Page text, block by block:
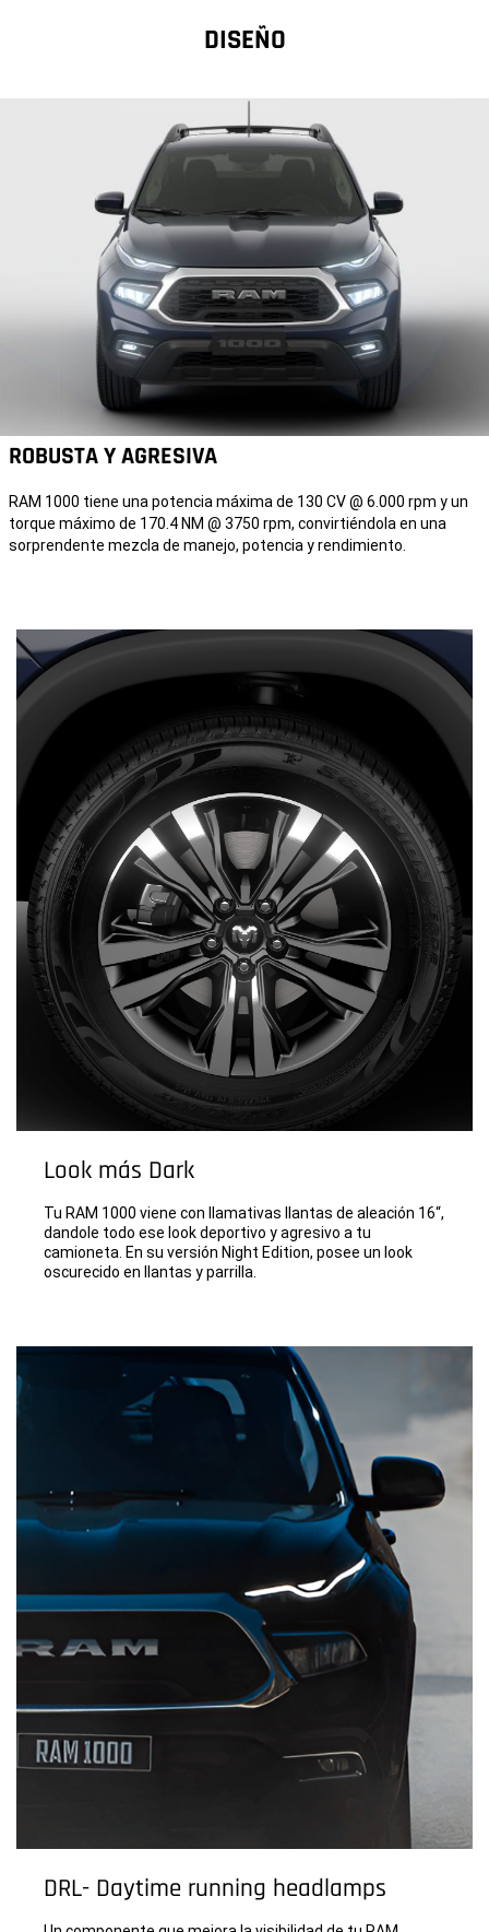
DISEÑO
ROBUSTA Y AGRESIVA
RAM 1000 tiene una potencia máxima de 130 CV @ 6.000 rpm y un
torque máximo de 170.4 NM @ 3750 rpm, convirtiéndola en una
sorprendente mezcla de manejo, potencia y rendimiento.
Look más Dark
Tu RAM 1000 viene con llamativas llantas de aleación 16“,
dandole todo ese look deportivo y agresivo a tu
camioneta. En su versión Night Edition, posee un look
oscurecido en llantas y parrilla.
DRL- Daytime running headlamps